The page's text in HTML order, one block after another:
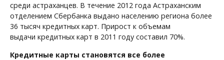
среди астраханцев. В течение 2012 года Астраханским
отделением Сбербанка выдано населению региона более
36 тысяч кредитных карт. Прирост к объемам
выдачи кредитных карт в 2011 году составил 70%.
Кредитные карты становятся все более